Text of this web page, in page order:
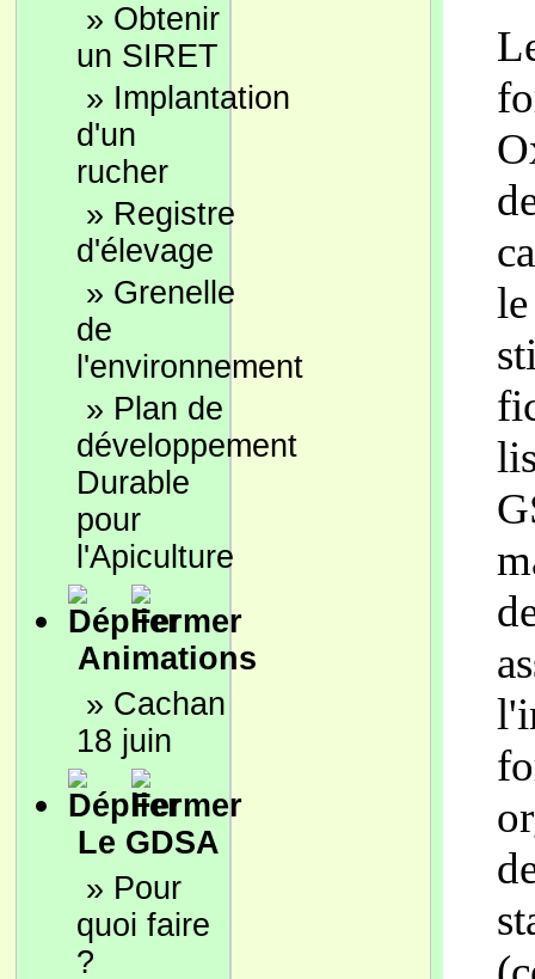
» Obtenir
un SIRET
» Implantation
d'un
rucher
» Registre
d'élevage
» Grenelle
de
l'environnement
» Plan de
développement
Durable
pour
l'Apiculture
Animations
» Cachan
18 juin
Le GDSA
» Pour
quoi faire
?